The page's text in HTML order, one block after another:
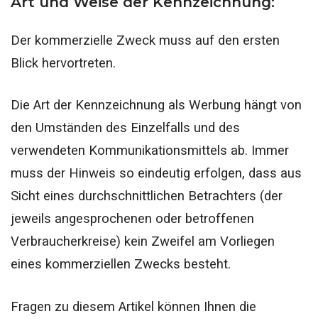
Der kommerzielle Zweck muss auf den ersten
Blick hervortreten.
Die Art der Kennzeichnung als Werbung hängt von
den Umständen des Einzelfalls und des
verwendeten Kommunikationsmittels ab. Immer
muss der Hinweis so eindeutig erfolgen, dass aus
Sicht eines durchschnittlichen Betrachters (der
jeweils angesprochenen oder betroffenen
Verbraucherkreise) kein Zweifel am Vorliegen
eines kommerziellen Zwecks besteht.
Fragen zu diesem Artikel können Ihnen die